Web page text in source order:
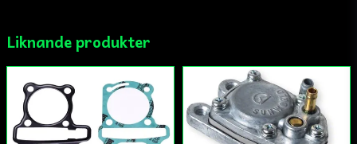
Ja, ni får publicera min fråga
Liknande produkter